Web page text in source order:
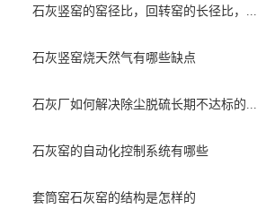
石灰竖窑的窑径比，回转窑的长径比，...
石灰竖窑烧天然气有哪些缺点
石灰厂如何解决除尘脱硫长期不达标的...
石灰窑的自动化控制系统有哪些
套筒窑石灰窑的结构是怎样的